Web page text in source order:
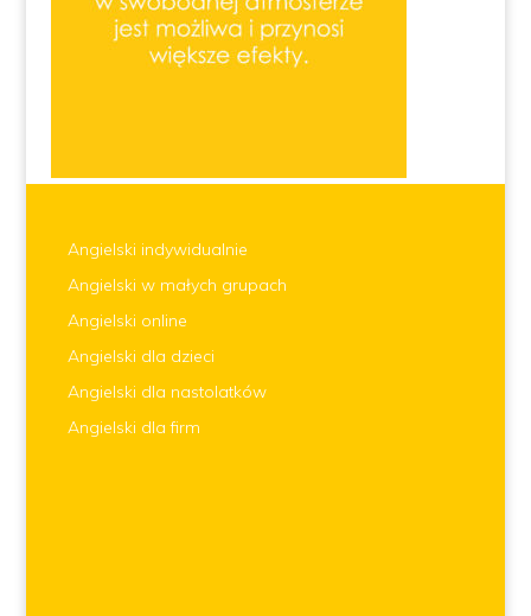
Angielski indywidualnie
Angielski w małych grupach
Angielski online
Angielski dla dzieci
Angielski dla nastolatków
Angielski dla firm